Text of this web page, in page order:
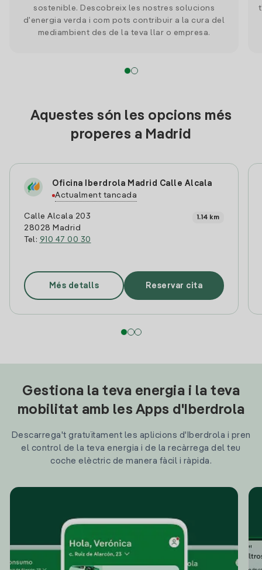
sostenible. Descobreix les nostres solucions
d'energia verda i com pots contribuir a la cura del
mediambient des de la teva llar o empresa.
Aquestes són les opcions més
properes a Madrid
Oficina Iberdrola Madrid Calle Alcala
Actualment tancada
Calle Alcala 203
28028 Madrid
Tel: 910 47 00 30
1.14 km
Més detalls Reservar cita
Gestiona la teva energia i la teva
mobilitat amb les Apps d'Iberdrola
Descarrega't gratuïtament les aplicions d'Iberdrola i pren
el control de la teva energia i de la recàrrega del teu
coche elèctric de manera fàcil i ràpida.